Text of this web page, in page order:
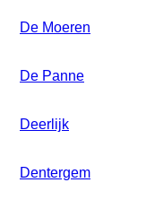
De Moeren
De Panne
Deerlijk
Dentergem